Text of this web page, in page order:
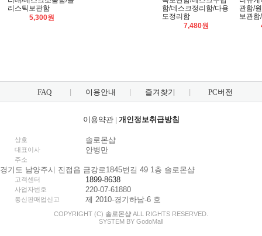
리스틱보관함
5,300원
함/데스크정리함/다용
도정리함
7,480원
관함/
보관
FAQ 이용안내 즐겨찾기 PC버전
이용약관| 개인정보취급방침
상호 솔로몬샵
대표이사 안병만
주소
경기도 남양주시 진접읍 금강로1845번길 49 1층 솔로몬샵
고객센터 1899-8638
사업자번호 220-07-61880
통신판매업신고 제 2010-경기하남-6 호
COPYRIGHT (C) 솔로몬샵 ALL RIGHTS RESERVED.
SYSTEM BY GodoMall